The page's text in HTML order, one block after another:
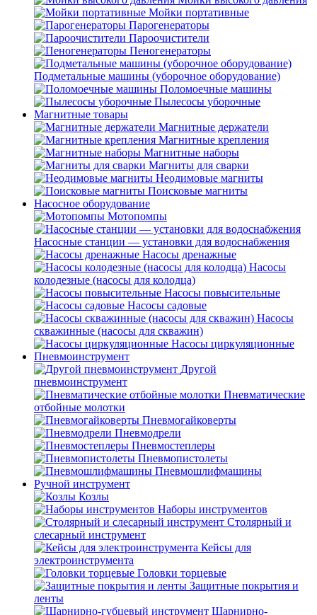
Мойки портативные
Парогенераторы
Пароочистители
Пеногенераторы
Подметальные машины (уборочное оборудование)
Поломоечные машины
Пылесосы уборочные
Магнитные товары
Магнитные держатели
Магнитные крепления
Магнитные наборы
Магниты для сварки
Неодимовые магниты
Поисковые магниты
Насосное оборудование
Мотопомпы
Насосные станции — установки для водоснабжения
Насосы дренажные
Насосы
колодезные (насосы для колодца)
Насосы повысительные
Насосы садовые
Насосы
скважинные (насосы для скважин)
Насосы циркуляционные
Пневмоинструмент
Другой
пневмоинструмент
Пневматические
отбойные молотки
Пневмогайковерты
Пневмодрели
Пневмостеплеры
Пневмопистолеты
Пневмошлифмашины
Ручной инструмент
Козлы
Наборы инструментов
Столярный и
слесарный инструмент
Кейсы для
электроинструмента
Головки торцевые
Защитные покрытия и
ленты
Шарнирно-